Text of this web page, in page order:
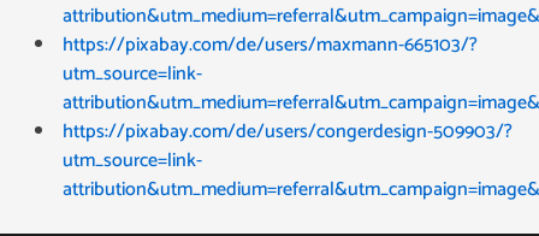
https://pixabay.com/de/users/maxmann-665103/?
utm_source=link-
https://pixabay.com/de/users/congerdesign-509903/?
utm_source=link-